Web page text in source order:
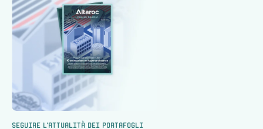
Seguire l'attualità dei portafogli